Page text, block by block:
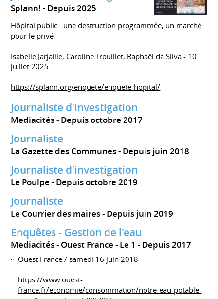
Splann! Depuis 2025
Hôpital public : une destruction programmée, un marché
pour le privé
Isabelle Jarjaille, Caroline Trouillet, Raphaël da Silva - 10
juillet 2025
https://splann.org/enquete/enquete-hopital/
Journaliste d'investigation
Mediacités Depuis octobre 2017
Journaliste
La Gazette des Communes Depuis juin 2018
Journaliste d'investigation
Le Poulpe Depuis octobre 2019
Journaliste
Le Courrier des maires Depuis juin 2019
Enquêtes - Gestion de l'eau
Mediacités - Ouest France - Le 1 Depuis 2017
Ouest France / samedi 16 juin 2018
https://www.ouest-
france.fr/economie/consommation/notre-eau-potable-